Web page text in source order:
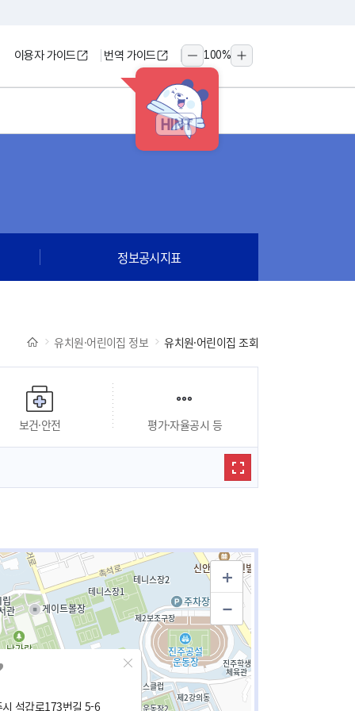
HINT
이용자 가이드 번역 가이드
축소
100%
확대
정보공시지표
유치원·어린이집 정보 유치원·어린이집 조회
보건·안전 평가·자율공시 등
석갑로173번길 5-6